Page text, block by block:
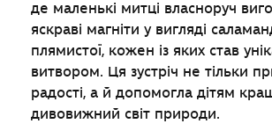
де маленькі митці власноруч
яскраві магніти у вигляді
плямистої, кожен із яких став
витвором. Ця зустріч не тільки
радості, а й допомогла дітям
дивовижний світ природи.